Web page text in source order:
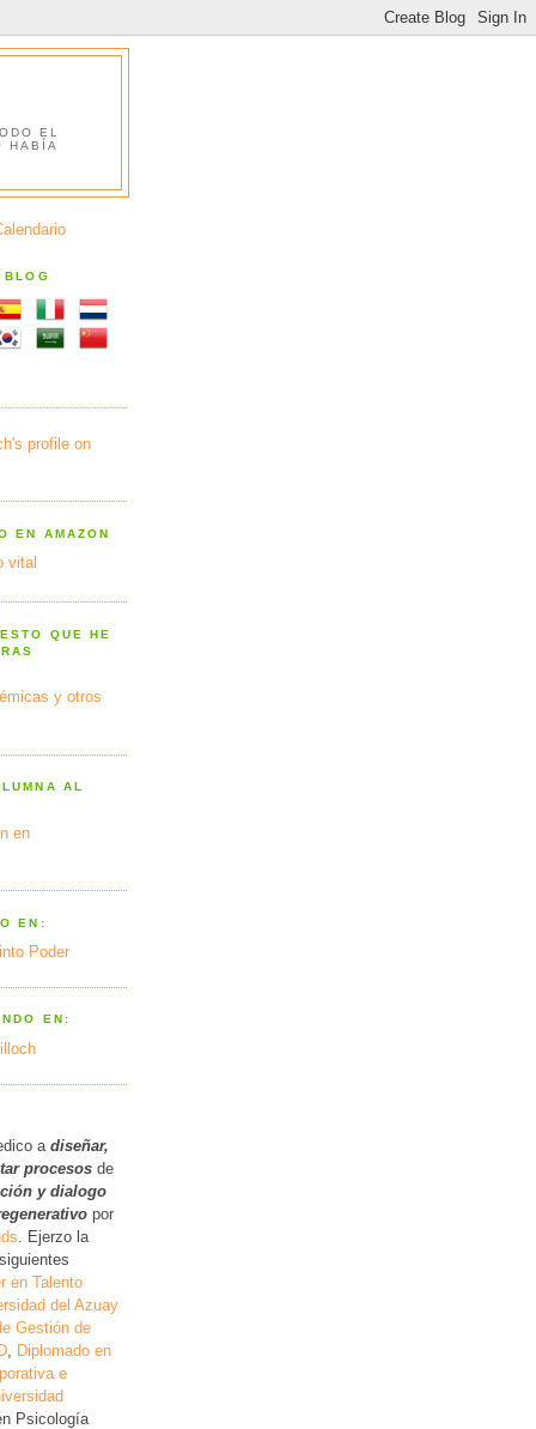
EL
HABÍA
BLOG
EN AMAZON
vital
QUE HE
y otros
AL
en
EN:
Poder
EN:
a diseñar,
procesos de
y dialogo
por
. Ejerzo la
en Talento
del Azuay
Gestión de
Diplomado en
e
Psicología